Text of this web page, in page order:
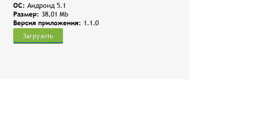
OC: Андроид 5.1
Размер: 38,01 Mb
Версия приложения: 1.1.0
Загрузить